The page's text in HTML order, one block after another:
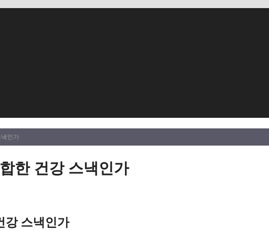
인가
한 건강 스낵인가
강 스낵인가